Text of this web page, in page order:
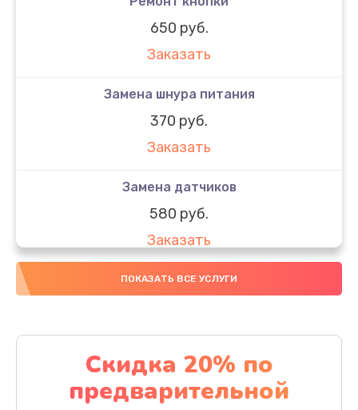
650 руб.
Заказать
Замена шнура питания
370 руб.
Заказать
Замена датчиков
580 руб.
Заказать
Комплексная чистка
Заказать
Замена дисплея (экрана)
2000 руб.
ПОКАЗАТЬ ВСЕ УСЛУГИ
Скидка 20% по
предварительной